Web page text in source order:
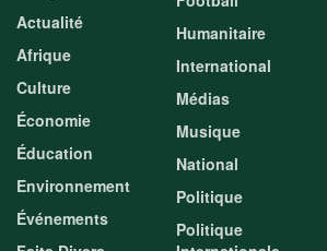
Actualité
Afrique
Culture
Économie
Éducation
Environnement
Événements
Humanitaire
International
Médias
Musique
National
Politique
Politique